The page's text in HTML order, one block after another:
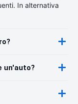
In alternativa
un'auto?